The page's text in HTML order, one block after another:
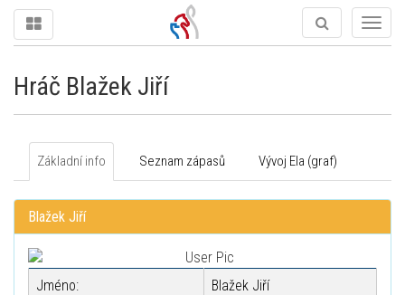
Hráč Blažek Jiří
Základní info Seznam zápasů Vývoj Ela (graf)
Blažek Jiří
Jméno: Blažek Jiří